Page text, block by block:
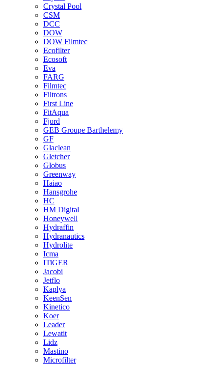
Crystal Pool
CSM
DCC
DOW
DOW Filmtec
Ecofilter
Ecosoft
Eva
FARG
Filmtec
Filtrons
First Line
FitAqua
Fjord
GEB Groupe Barthelemy
GF
Glaclean
Gletcher
Globus
Greenway
Haiao
Hansgrohe
HC
HM Digital
Honeywell
Hydraffin
Hydranautics
Hydrolite
Icma
ITiGER
Jacobi
Jetflo
Kaplya
KeenSen
Kinetico
Koer
Leader
Lewatit
Lidz
Mastino
Microfilter